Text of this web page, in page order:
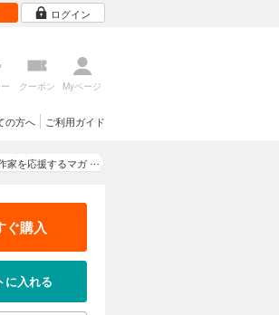
ログイン
クーポン Myページ
ご利用ガイド
の方へ
家を応援するマガ
ぐ購入
に入れる